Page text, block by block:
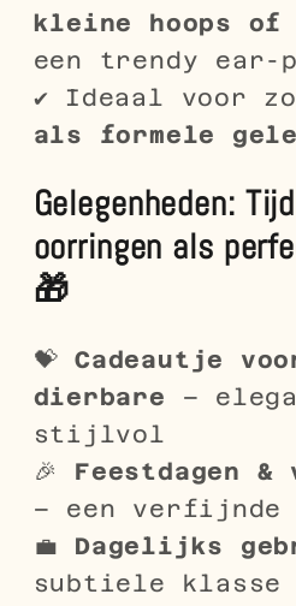
kleine hoops of
een trendy ear-
✔ Ideaal voor
als formele
Gelegenheden:
oorringen als
🎁
💝Cadeautje
dierbare –
stijlvol
🎉 Feestdagen &
– een verfijnde
💼 Dagelijks
subtiele klasse